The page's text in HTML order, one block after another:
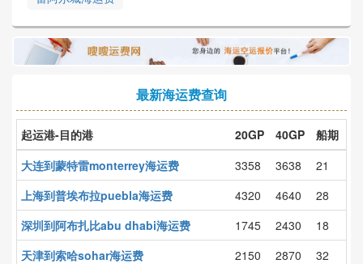
最新海运费查询
起运港-目的港 20GP 40GP
船期
大连到蒙特雷monterrey海运费
3358 3638
21
上海到普埃布拉puebla海运费
4320 4640
28
深圳到阿布扎比abu dhabi海运费
1745 2430
18
天津到索哈sohar海运费
2150 2870
32